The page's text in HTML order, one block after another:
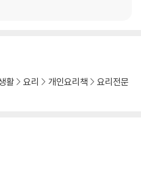
활 요리 개인요리책
요리전문